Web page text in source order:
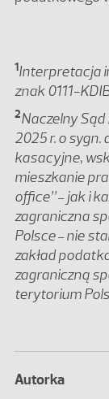
1Interpretacja
znak 0111-
2Naczelny
2025 r. o sygn.
kasacyjne,
mieszkanie
office”–jak i
zagraniczna
Polsce –nie
zakład
zagraniczną
terytorium
Autorka